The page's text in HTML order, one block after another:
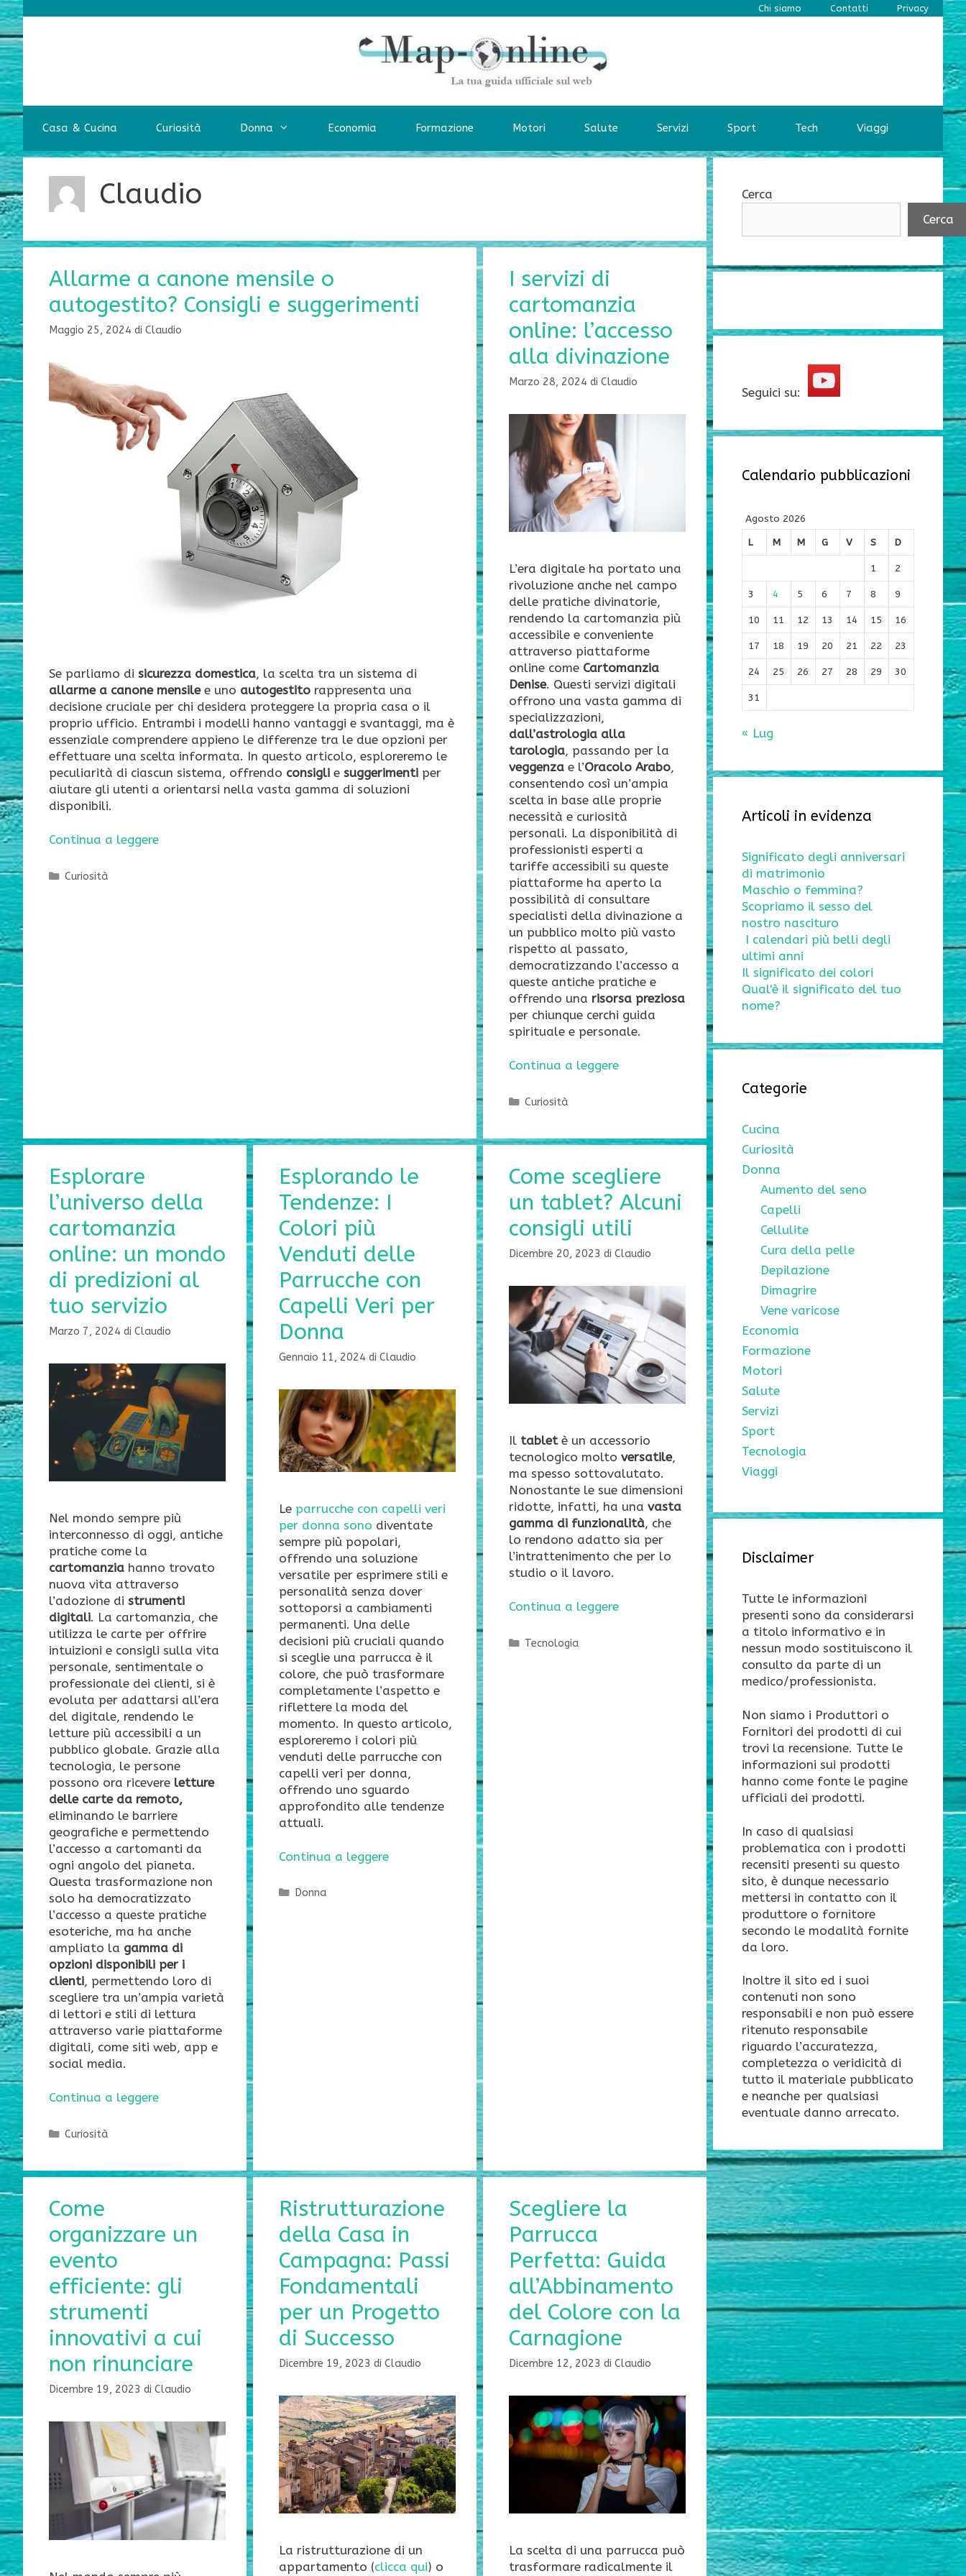
Vai
al
contenuto
Chi siamo Contatti Privacy
Casa & Cucina Curiosità Donna Economia Formazione Motori Salute Servizi Sport Tech Viaggi
Claudio
Allarme a canone mensile o
autogestito? Consigli e suggerimenti
Maggio 25, 2024 di Claudio
Se parliamo di sicurezza domestica, la scelta tra un sistema di
allarme a canone mensilee uno autogestito rappresenta una
decisione cruciale per chi desidera proteggere la propria casa o il
proprio ufficio. Entrambi i modelli hanno vantaggi e svantaggi, ma è
essenziale comprendere appieno le differenze tra le due opzioni per
effettuare una scelta informata. In questo articolo, esploreremo le
peculiarità di ciascun sistema, offrendo consigli e suggerimenti per
aiutare gli utenti a orientarsi nella vasta gamma di soluzioni
disponibili.
Continua a leggere
Categorie
Curiosità
I servizi di
cartomanzia
online: l’accesso
alla divinazione
Marzo 28, 2024 di Claudio
L’era digitale ha portato una
rivoluzione anche nel campo
delle pratiche divinatorie,
rendendo la cartomanzia più
accessibile e conveniente
attraverso piattaforme
online come Cartomanzia
Denise. Questi servizi digitali
offrono una vasta gamma di
specializzazioni,
dall’astrologia alla
tarologia, passando per la
veggenza e l’Oracolo Arabo,
consentendo così un’ampia
scelta in base alle proprie
necessità e curiosità
personali. La disponibilità di
professionisti esperti a
tariffe accessibili su queste
piattaforme ha aperto la
possibilità di consultare
specialisti della divinazione a
un pubblico molto più vasto
rispetto al passato,
democratizzando l’accesso a
queste antiche pratiche e
offrendo una risorsa preziosa
per chiunque cerchi guida
spirituale e personale.
Continua a leggere
Categorie
Curiosità
Esplorare
l’universo della
cartomanzia
online: un mondo
di predizioni al
tuo servizio
Marzo 7, 2024 di Claudio
Nel mondo sempre più
interconnesso di oggi, antiche
pratiche come la
cartomanzia hanno trovato
nuova vita attraverso
l’adozione di strumenti
digitali. La cartomanzia, che
utilizza le carte per offrire
intuizioni e consigli sulla vita
personale, sentimentale o
professionale dei clienti, si è
evoluta per adattarsi all’era
del digitale, rendendo le
letture più accessibili a un
pubblico globale. Grazie alla
tecnologia, le persone
possono ora ricevere letture
delle carte da remoto,
eliminando le barriere
geografiche e permettendo
l’accesso a cartomanti da
ogni angolo del pianeta.
Questa trasformazione non
solo ha democratizzato
l’accesso a queste pratiche
esoteriche, ma ha anche
ampliato la gamma di
opzioni disponibili per i
clienti, permettendo loro di
scegliere tra un’ampia varietà
di lettori e stili di lettura
attraverso varie piattaforme
digitali, come siti web, app e
social media.
Continua a leggere
Categorie
Curiosità
Esplorando le
Tendenze: I
Colori più
Venduti delle
Parrucche con
Capelli Veri per
Donna
Gennaio 11, 2024 di Claudio
Le parrucche con capelli veri
per donna sono diventate
sempre più popolari,
offrendo una soluzione
versatile per esprimere stili e
personalità senza dover
sottoporsi a cambiamenti
permanenti. Una delle
decisioni più cruciali quando
si sceglie una parrucca è il
colore, che può trasformare
completamente l’aspetto e
riflettere la moda del
momento. In questo articolo,
esploreremo i colori più
venduti delle parrucche con
capelli veri per donna,
offrendo uno sguardo
approfondito alle tendenze
attuali.
Continua a leggere
Categorie
Donna
Come scegliere
un tablet? Alcuni
consigli utili
Dicembre 20, 2023 di Claudio
Il tabletè un accessorio
tecnologico molto versatile,
ma spesso sottovalutato.
Nonostante le sue dimensioni
ridotte, infatti, ha una vasta
gamma di funzionalità, che
lo rendono adatto sia per
l’intrattenimento che per lo
studio o il lavoro.
Continua a leggere
Categorie
Tecnologia
Come
organizzare un
evento
efficiente: gli
strumenti
innovativi a cui
non rinunciare
Dicembre 19, 2023 di Claudio
Ristrutturazione
della Casa in
Campagna: Passi
Fondamentali
per un Progetto
di Successo
Dicembre 19, 2023 di Claudio
La ristrutturazione di un
appartamento (clicca qui) o
Scegliere la
Parrucca
Perfetta: Guida
all’Abbinamento
del Colore con la
Carnagione
Dicembre 12, 2023 di Claudio
La scelta di una parrucca può
trasformare radicalmente il
Cerca
Cerca
Seguici su:
Calendario pubblicazioni
Agosto 2026
L
M M G V S D
1 2
3 4 5 6 7 8 9
10 11 12 13 14 15 16
17 18 19 20 21 22 23
24 25 26 27 28 29 30
31
« Lug
Articoli in evidenza
Significato degli anniversari
di matrimonio
Maschio o femmina?
Scopriamo il sesso del
nostro nascituro
I calendari più belli degli
ultimi anni
Il significato dei colori
Qual'è il significato del tuo
nome?
Categorie
Cucina
Curiosità
Donna
Aumento del seno
Capelli
Cellulite
Cura della pelle
Depilazione
Dimagrire
Vene varicose
Economia
Formazione
Motori
Salute
Servizi
Sport
Tecnologia
Viaggi
Disclaimer
Tutte le informazioni
presenti sono da considerarsi
a titolo informativo e in
nessun modo sostituiscono il
consulto da parte di un
medico/professionista.
Non siamo i Produttori o
Fornitori dei prodotti di cui
trovi la recensione. Tutte le
informazioni sui prodotti
hanno come fonte le pagine
ufficiali dei prodotti.
In caso di qualsiasi
problematica con i prodotti
recensiti presenti su questo
sito, è dunque necessario
mettersi in contatto con il
produttore o fornitore
secondo le modalità fornite
da loro.
Inoltre il sito ed i suoi
contenuti non sono
responsabili e non può essere
ritenuto responsabile
riguardo l’accuratezza,
completezza o veridicità di
tutto il materiale pubblicato
e neanche per qualsiasi
eventuale danno arrecato.